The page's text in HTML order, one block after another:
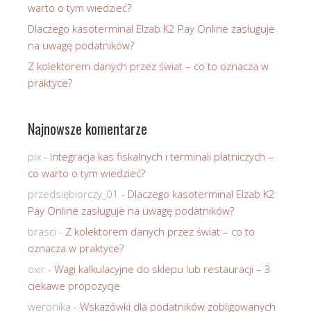
warto o tym wiedzieć?
Dlaczego kasoterminal Elzab K2 Pay Online zasługuje
na uwagę podatników?
Z kolektorem danych przez świat – co to oznacza w
praktyce?
Najnowsze komentarze
pix - Integracja kas fiskalnych i terminali płatniczych –
co warto o tym wiedzieć?
przedsiębiorczy_01 - Dlaczego kasoterminal Elzab K2
Pay Online zasługuje na uwagę podatników?
brasci - Z kolektorem danych przez świat – co to
oznacza w praktyce?
oxir - Wagi kalkulacyjne do sklepu lub restauracji – 3
ciekawe propozycje
weronika - Wskazówki dla podatników zobligowanych